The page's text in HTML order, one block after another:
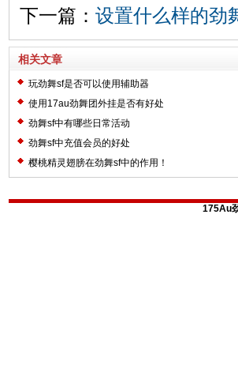
下一篇： 设置什么样的劲
相关文章
玩劲舞sf是否可以使用辅助器
使用17au劲舞团外挂是否有好处
劲舞sf中有哪些日常活动
劲舞sf中充值会员的好处
樱桃精灵翅膀在劲舞sf中的作用！
175Au